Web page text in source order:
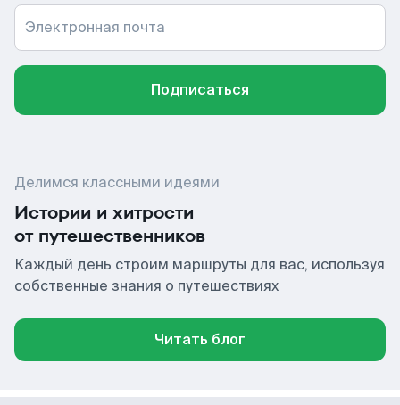
Электронная почта
Подписаться
Делимся классными идеями
Истории и хитрости
от путешественников
Каждый день строим маршруты для вас, используя
собственные знания о путешествиях
Читать блог